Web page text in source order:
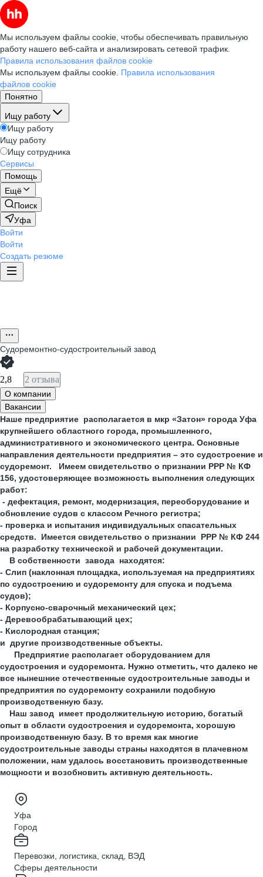
Мы используем файлы cookie, чтобы обеспечивать правильную
работу нашего веб-сайта и анализировать сетевой трафик.
Правила использования файлов cookie
Мы используем файлы cookie. Правила использования
файлов cookie
Понятно
Ищу работу
Ищу работу
Ищу работу
Ищу сотрудника
Сервисы
Помощь
Ещё
Поиск
Уфа
Войти
Войти
Создать резюме
Судоремонтно-судостроительный завод
2,8 2 отзыва
О компании
Вакансии
Наше предприятие располагается в мкр «Затон» города Уфа
крупнейшего областного города, промышленного,
административного и экономического центра. Основные
направления деятельности предприятия – это судостроение и
судоремонт. Имеем свидетельство о признании РРР № КФ
156, удостоверяющее возможность выполнения следующих
работ:
- дефектация, ремонт, модернизация, переоборудование и
обновление судов с классом Речного регистра;
- проверка и испытания индивидуальных спасательных
средств. Имеется свидетельство о признании РРР № КФ 244
на разработку технической и рабочей документации.
В собственности завода находятся:
- Слип (наклонная площадка, используемая на предприятиях
по судостроению и судоремонту для спуска и подъема
судов);
- Корпусно-сварочный механический цех;
- Деревообрабатывающий цех;
- Кислородная станция;
и другие производственные объекты.
Предприятие располагает оборудованием для
судостроения и судоремонта. Нужно отметить, что далеко не
все нынешние отечественные судостроительные заводы и
предприятия по судоремонту сохранили подобную
производственную базу.
Наш завод имеет продолжительную историю, богатый
опыт в области судостроения и судоремонта, хорошую
производственную базу. В то время как многие
судостроительные заводы страны находятся в плачевном
положении, нам удалось восстановить производственные
мощности и возобновить активную деятельность.
Уфа
Город
Перевозки, логистика, склад, ВЭД
Сферы деятельности